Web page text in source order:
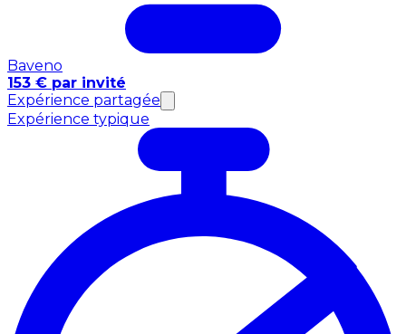
Baveno
153 € par invité
Expérience partagée
Expérience typique